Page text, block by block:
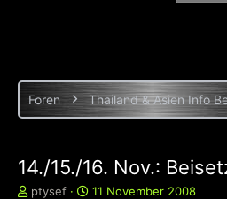
Foren Thailand & Asien Info
14./15./16. Nov.:
E
ptysef
E
11 November 2008